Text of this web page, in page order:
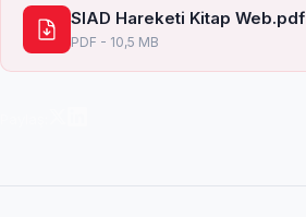
SIAD Hareketi Kitap Web.pdf
PDF - 10,5 MB